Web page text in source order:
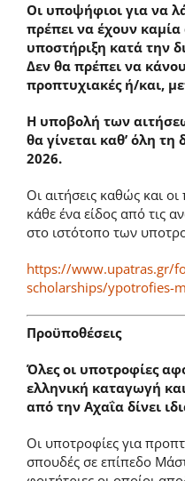
Οι υποψήφιοι για να
πρέπει να έχουν καμία
υποστήριξη κατά την
Δεν θα πρέπει να
προπτυχιακές ή/και,
Η υποβολή των
θα γίνεται καθ’ όλη τη
2026.
Οι αιτήσεις καθώς και
κάθε ένα είδος από τις
στο ιστότοπο των
https://www.upatras.gr/
scholarships/ypotrofies-
Προϋποθέσεις
Όλες οι υποτροφίες
ελληνική καταγωγή
από την Αχαΐα δίνει
Οι υποτροφίες για
σπουδές σε επίπεδο